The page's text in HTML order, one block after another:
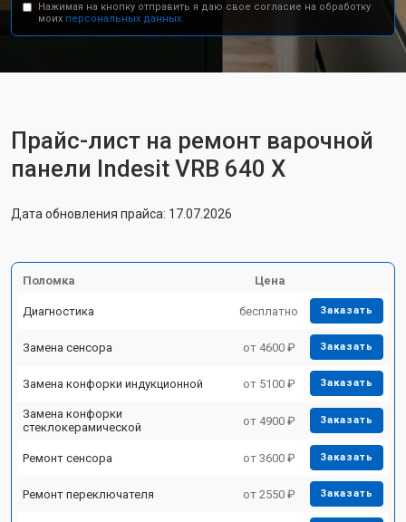
Нажимая на кнопку отправить я даю свое согласие на обработку
моих персональных данных.
Прайс-лист на ремонт варочной
панели Indesit VRB 640 X
Дата обновления прайса: 17.07.2026
Поломка Цена
Диагностика бесплатно Заказать
Замена сенсора от 4600 ₽ Заказать
Замена конфорки индукционной от 5100 ₽ Заказать
Замена конфорки
стеклокерамической
от 4900 ₽ Заказать
Ремонт сенсора от 3600 ₽ Заказать
Ремонт переключателя от 2550 ₽ Заказать